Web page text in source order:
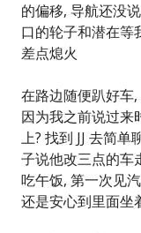
的偏移, 导航还没
口的轮子和潜在等
差点熄火
在路边随便趴好车
因为我之前说过来
上? 找到 JJ 去简
子说他改三点的车
吃午饭, 第一次见
还是安心到里面坐